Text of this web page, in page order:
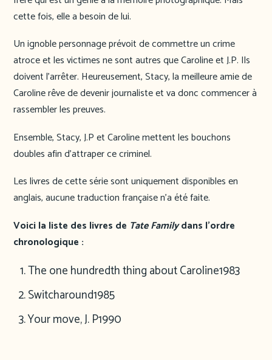
cette fois, elle a besoin de lui.
Un ignoble personnage prévoit de commettre un crime
atroce et les victimes ne sont autres que Caroline et J.P. Ils
doivent l’arrêter. Heureusement, Stacy, la meilleure amie de
Caroline rêve de devenir journaliste et va donc commencer à
rassembler les preuves.
Ensemble, Stacy, J.P et Caroline mettent les bouchons
doubles afin d’attraper ce criminel.
Les livres de cette série sont uniquement disponibles en
anglais, aucune traduction française n’a été faite.
Voici la liste des livres de Tate Familydans l’ordre
chronologique :
The one hundredth thing about Caroline1983
Switcharound1985
Your move, J. P1990